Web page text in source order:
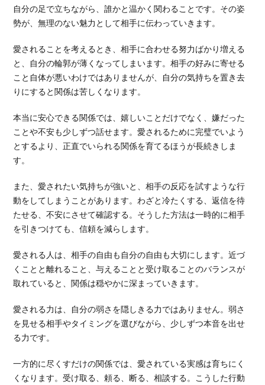
自分の足で立ちながら、誰かと温かく関わることです。その姿
勢が、無理のない魅力として相手に伝わっていきます。
愛されることを考えるとき、相手に合わせる努力ばかり増える
と、自分の輪郭が薄くなってしまいます。相手の好みに寄せる
こと自体が悪いわけではありませんが、自分の気持ちを置き去
りにすると関係は苦しくなります。
本当に安心できる関係では、嬉しいことだけでなく、嫌だった
ことや不安も少しずつ話せます。愛されるために完璧でいよう
とするより、正直でいられる関係を育てるほうが長続きしま
す。
また、愛されたい気持ちが強いと、相手の反応を試すような行
動をしてしまうことがあります。わざと冷たくする、返信を待
たせる、不安にさせて確認する。そうした方法は一時的に相手
を引きつけても、信頼を減らします。
愛される人は、相手の自由も自分の自由も大切にします。近づ
くことと離れること、与えることと受け取ることのバランスが
取れていると、関係は穏やかに深まっていきます。
愛される力は、自分の弱さを隠しきる力ではありません。弱さ
を見せる相手やタイミングを選びながら、少しずつ本音を出せ
る力です。
一方的に尽くすだけの関係では、愛されている実感は育ちにく
くなります。受け取る、頼る、断る、相談する。こうした行動